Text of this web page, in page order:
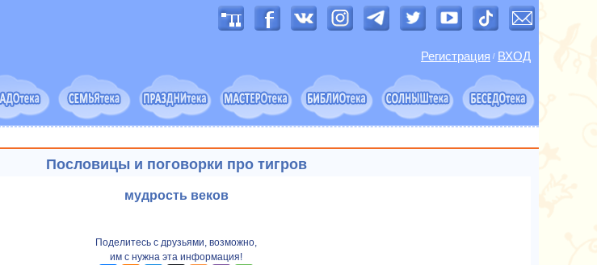
Регистрация / ВХОД
Пословицы и поговорки про тигров
мудрость веков
Поделитесь с друзьями, возможно,
им с нужна эта информация!